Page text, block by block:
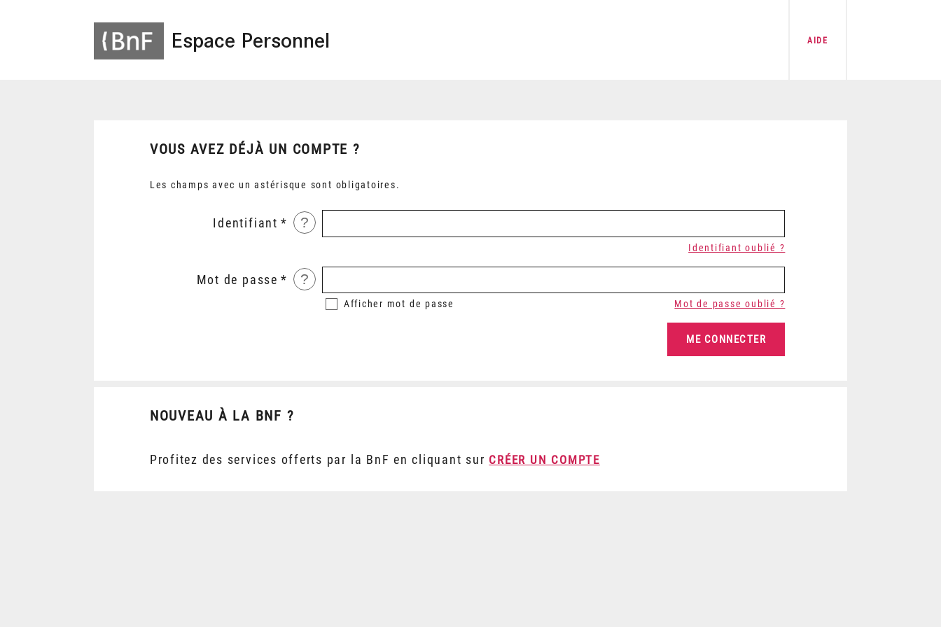
Espace Personnel AIDE
VOUS AVEZ DÉJÀ UN COMPTE ?
Les champs avec un astérisque sont obligatoires.
Identifiant ?
Identifiant oublié ?
Mot de passe ?
Afficher mot de passe Mot de passe oublié ?
NOUVEAU À LA BNF ?
Profitez des services offerts par la BnF en cliquant sur CRÉER UN COMPTE